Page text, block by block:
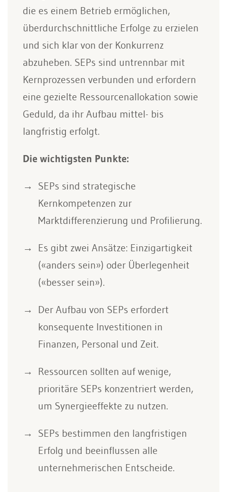
die es einem Betrieb ermöglichen,
überdurchschnittliche Erfolge zu erzielen
und sich klar von der Konkurrenz
abzuheben. SEPs sind untrennbar mit
Kernprozessen verbunden und erfordern
eine gezielte Ressourcenallokation sowie
Geduld, da ihr Aufbau mittel- bis
langfristig erfolgt.
Die wichtigsten Punkte:
SEPs sind strategische
Kernkompetenzen zur
Marktdifferenzierung und Profilierung.
Es gibt zwei Ansätze: Einzigartigkeit
(«anders sein») oder Überlegenheit
(«besser sein»).
Der Aufbau von SEPs erfordert
konsequente Investitionen in
Finanzen, Personal und Zeit.
Ressourcen sollten auf wenige,
prioritäre SEPs konzentriert werden,
um Synergieeffekte zu nutzen.
SEPs bestimmen den langfristigen
Erfolg und beeinflussen alle
unternehmerischen Entscheide.